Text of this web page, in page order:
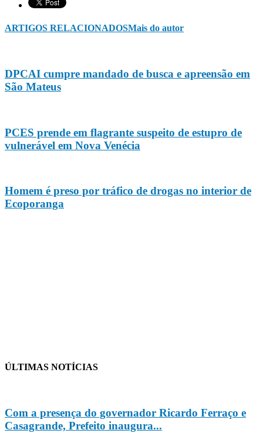
ARTIGOS RELACIONADOSMais do autor
DPCAI cumpre mandado de busca e apreensão em
São Mateus
PCES prende em flagrante suspeito de estupro de
vulnerável em Nova Venécia
Homem é preso por tráfico de drogas no interior de
Ecoporanga
ÚLTIMAS NOTÍCIAS
Com a presença do governador Ricardo Ferraço e
Casagrande, Prefeito inaugura...